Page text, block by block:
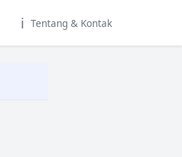
ℹ️ Tentang & Kontak